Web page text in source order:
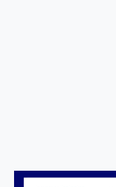
수수료: 매출의
쿠키 지속 기간:
결제 방법:
- 매출의